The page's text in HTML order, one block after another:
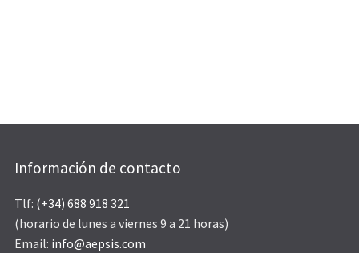
Información de contacto
Tlf: (+34) 688 918 321
(horario de lunes a viernes 9 a 21 horas)
Email: info@aepsis.com